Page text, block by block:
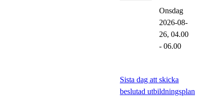
Onsdag
2026-08-
26, 04.00
- 06.00
Sista dag att skicka
beslutad utbildningsplan